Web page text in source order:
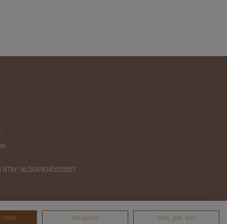
BTW: NL004904505B57
alles Weigeren Nee, pas aan